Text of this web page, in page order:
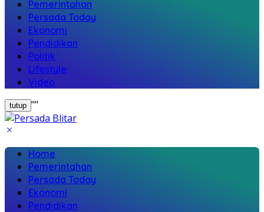
Pemerintahan
Persada Today
Ekonomi
Pendidikan
Politik
Lifestyle
Video
tutup ""
Home
Pemerintahan
Persada Today
Ekonomi
Pendidikan